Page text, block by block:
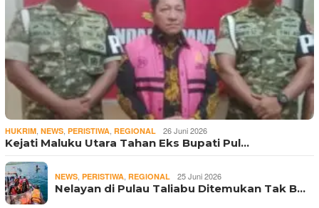
HUKRIM, NEWS, PERISTIWA, REGIONAL 26 Juni 2026
Kejati Maluku Utara Tahan Eks Bupati Pul…
NEWS, PERISTIWA, REGIONAL 25 Juni 2026
Nelayan di Pulau Taliabu Ditemukan Tak B…